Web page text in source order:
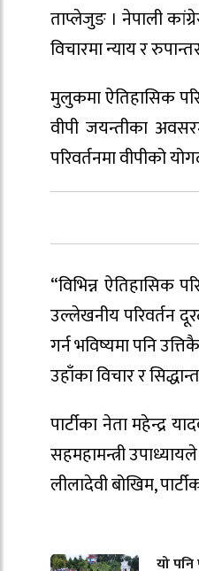
ताप्लेजुङ । नेपाली
विचारमा न्याय र
मुलुकमा ऐतिहासिक
वीपी जयन्तीका
परिवर्तनमा वीपीको
“विभिन्न
उल्लेखनीय परिवर्तन
गर्न भविष्यमा पनि
उहाँका विचार र
पार्टीका नेता महेन्द्र
सहमहामन्त्री
लीलादेवी बोखिम,
यो